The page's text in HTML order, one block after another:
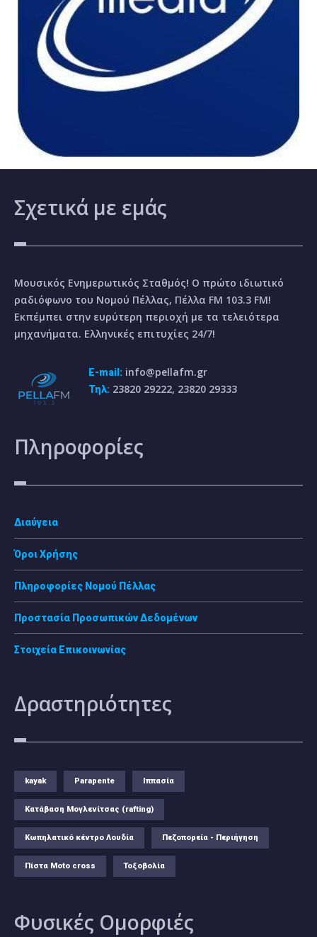
Σχετικά με εμάς
Μουσικός Ενημερωτικός Σταθμός! Ο πρώτο ιδιωτικό
ραδιόφωνο του Νομού Πέλλας, Πέλλα FM 103.3 FM!
Εκπέμπει στην ευρύτερη περιοχή με τα τελειότερα
μηχανήματα. Ελληνικές επιτυχίες 24/7!
E-mail: info@pellafm.gr
Τηλ: 23820 29222, 23820 29333
Πληροφορίες
Διαύγεια
Όροι Χρήσης
Πληροφορίες Νομού Πέλλας
Προστασία Προσωπικών Δεδομένων
Στοιχεία Επικοινωνίας
Δραστηριότητες
kayak Parapente Ιππασία
Κατάβαση Μογλενίτσας (rafting)
Κωπηλατικό κέντρο Λουδία Πεζοπορεία - Περιήγηση
Πίστα Moto cross Τοξοβολία
Φυσικές Ομορφιές